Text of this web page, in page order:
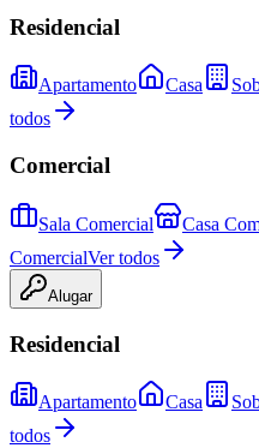
Residencial
Apartamento Casa
todos
Comercial
Sala Comercial Casa
ComercialVer todos
Alugar
Residencial
Apartamento Casa
todos